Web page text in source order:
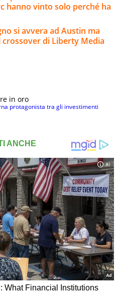
hanno vinto solo perché ha
si avvera ad Austin ma
crossover di Liberty Media
in oro
protagonista tra gli investimenti